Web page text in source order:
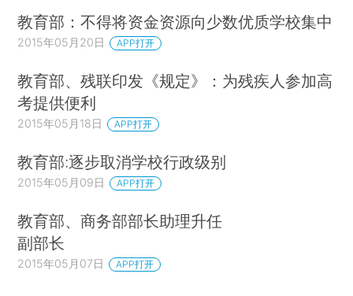
教育部：不得将资金资源向少数优质学校集中
2015年05月20日 APP打开
教育部、残联印发《规定》：为残疾人参加高
考提供便利
2015年05月18日 APP打开
教育部:逐步取消学校行政级别
2015年05月09日 APP打开
教育部、商务部部长助理升任
副部长
2015年05月07日 APP打开